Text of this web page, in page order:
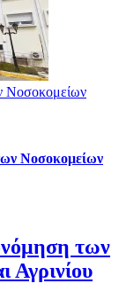
Νοσοκομείων
Νοσοκομείων
των
Αγρινίου